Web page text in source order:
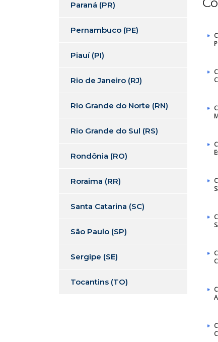
Paraná (PR)
Pernambuco (PE)
Piauí (PI)
Rio de Janeiro (RJ)
Rio Grande do Norte (RN)
Rio Grande do Sul (RS)
Rondônia (RO)
Roraima (RR)
Santa Catarina (SC)
São Paulo (SP)
Sergipe (SE)
Tocantins (TO)